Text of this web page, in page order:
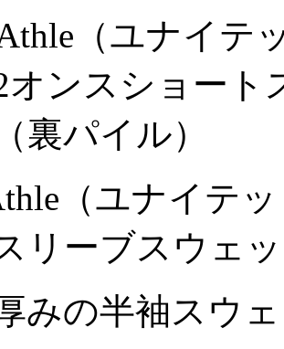
（ユナイテ
リーブスウェ
みの半袖スウ